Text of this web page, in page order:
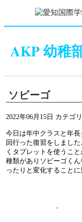
AKP 幼稚
ソビーゴ
2022年06月15日 カテゴ
今日は年中クラスと年
回行った復習をしまし
くタブレットを使うこ
種類がありソビーゴく
ったりと変化すること